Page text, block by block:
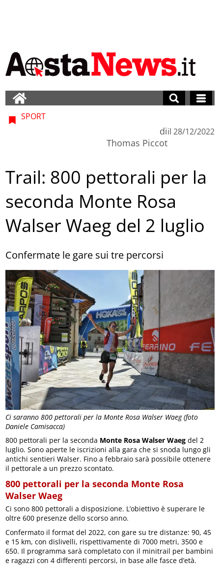
Ci saranno 800 pettorali per la Monte Rosa Walser Waeg (foto
Daniele Camisacca)
SPORT
di
Thomas Piccot
il 28/12/2022
Trail: 800 pettorali per la
seconda Monte Rosa
Walser Waeg del 2 luglio
Confermate le gare sui tre percorsi
800 pettorali per la seconda Monte Rosa Walser Waeg del 2
luglio. Sono aperte le iscrizioni alla gara che si snoda lungo gli
antichi sentieri Walser. Fino a febbraio sarà possibile ottenere
il pettorale a un prezzo scontato.
800 pettorali per la seconda Monte Rosa
Walser Waeg
Ci sono 800 pettorali a disposizione. L’obiettivo è superare le
oltre 600 presenze dello scorso anno.
Confermato il format del 2022, con gare su tre distanze: 90, 45
e 15 km, con dislivelli, rispettivamente di 7000 metri, 3500 e
650. Il programma sarà completato con il minitrail per bambini
e ragazzi con 4 differenti percorsi, in base alle fasce d’età.